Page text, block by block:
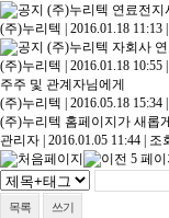
(주)누리텍 연료전지
(주)누리텍 | 2016.01.18 11:13 |
(주)누리텍 자회사
(주)누리텍 | 2016.01.18 10:55 |
주주 및 관계자님에게
(주)누리텍 | 2016.05.18 15:34 |
(주)누리텍 홈페이지가 새롭
관리자 | 2016.01.05 11:44 | 조
목록 쓰기